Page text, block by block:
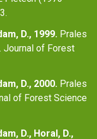
D., 1999. Prales
Journal of Forest
D., 2000. Prales
of Forest Science
D., Horal, D.,